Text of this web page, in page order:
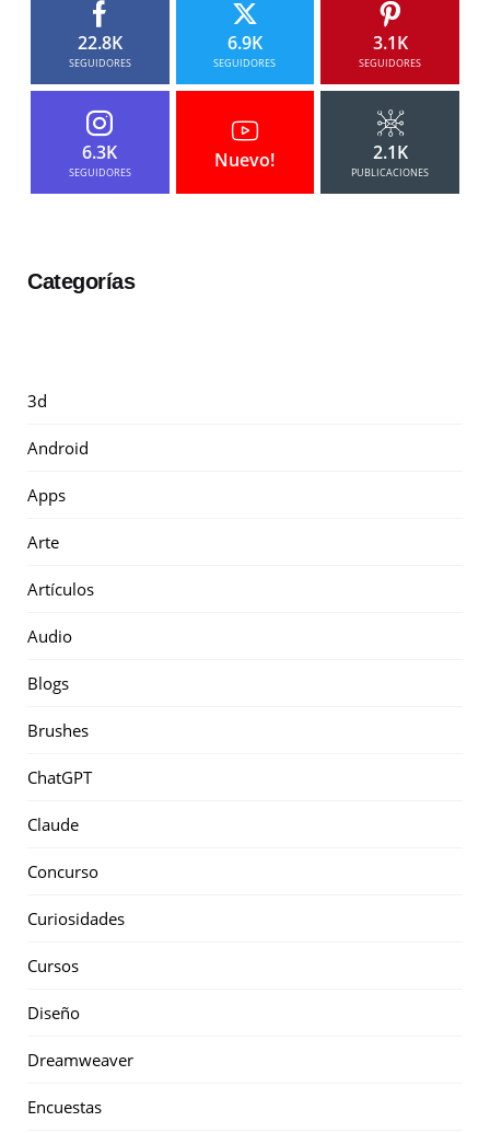
22.8K
SEGUIDORES
6.9K
SEGUIDORES
3.1K
SEGUIDORES
6.3K
SEGUIDORES
Nuevo! 2.1K
PUBLICACIONES
Categorías
3d
Android
Apps
Arte
Artículos
Audio
Blogs
Brushes
ChatGPT
Claude
Concurso
Curiosidades
Cursos
Diseño
Dreamweaver
Encuestas